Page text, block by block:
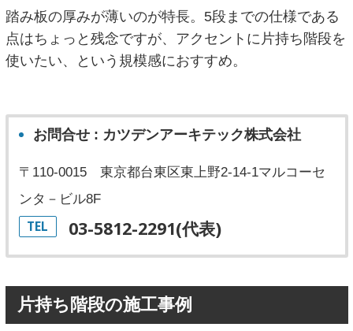
踏み板の厚みが薄いのが特長。5段までの仕様である
点はちょっと残念ですが、アクセントに片持ち階段を
使いたい、という規模感におすすめ。
お問合せ : カツデンアーキテック株式会社
〒110-0015 東京都台東区東上野2-14-1マルコーセ
ンタ－ビル8F
TEL 03-5812-2291(代表)
片持ち階段の施工事例